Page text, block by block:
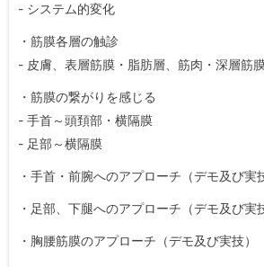
- システム的変化
・筋膜各層の触診
- 皮膚、表層筋膜・脂肪層、筋肉・深層筋
・筋膜の繋がりを感じる
- 手首～頭頚部・横隔膜
- 足部～横隔膜
・手首・前腕へのアプローチ（デモ及び実
・足部、下腿へのアプローチ（デモ及び実
・胸腰筋膜のアプローチ（デモ及び実技）